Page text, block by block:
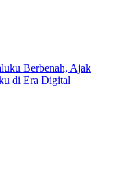
Berbenah, Ajak
di Era Digital